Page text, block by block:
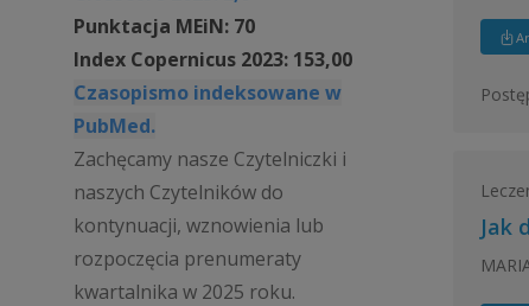
Punktacja MEiN: 70
Index Copernicus 2023: 153,00
Czasopismo indeksowane w
PubMed.
Zachęcamy nasze Czytelniczki i
naszych Czytelników do
kontynuacji, wznowienia lub
rozpoczęcia prenumeraty
kwartalnika w 2025 roku.
Jak